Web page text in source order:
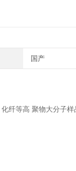
国产
纤等高 聚物大分子